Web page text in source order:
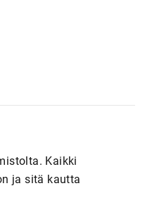
Kaikki
ja sitä kautta